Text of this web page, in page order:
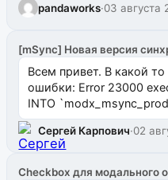
pandaworks·03 августа
[mSync] Новая версия
Всем привет. В какой
ошибки: Error 23000
INTO
`uuid_1c`) VALUES ...
Сергей Карпович·02
Checkbox для модального